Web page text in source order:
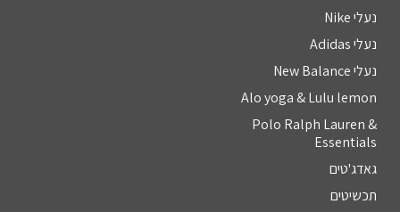
נעלי Nike
נעלי Adidas
נעלי New Balance
Alo yoga & Lulu lemon
Polo Ralph Lauren &
Essentials
גאדג'טים
תכשיטים